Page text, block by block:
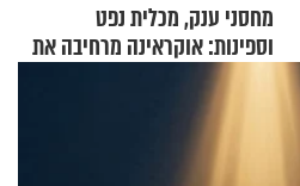
מחסני ענק, מכלית נפט
וספינות: אוקראינה מרחיבה את
התקיפות בעומק רוסיה